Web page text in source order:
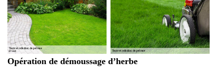
Opération de démoussage d’herbe